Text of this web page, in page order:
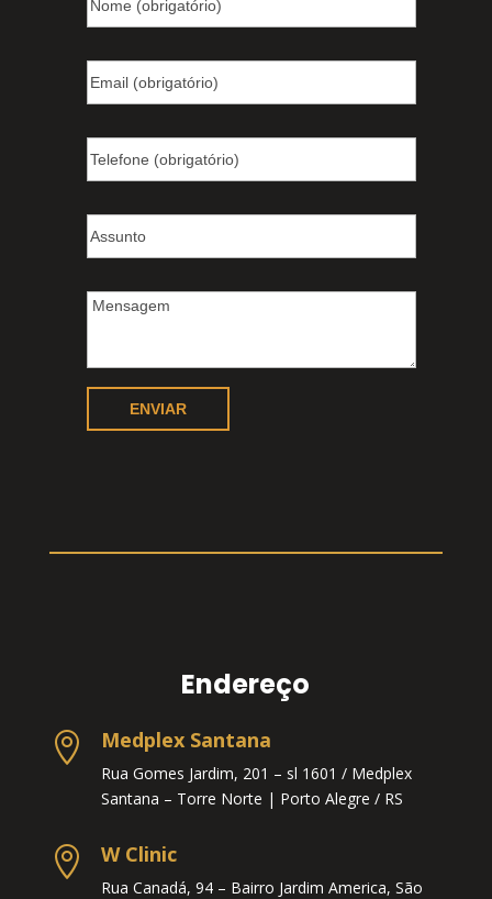
Endereço
 Medplex Santana
Rua Gomes Jardim, 201 – sl 1601 / Medplex
Santana – Torre Norte | Porto Alegre / RS
 W Clinic
Rua Canadá, 94 – Bairro Jardim America, São